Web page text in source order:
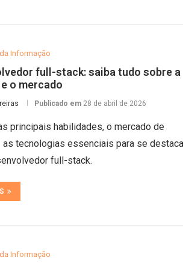
Informação
full-stack: saiba tudo sobre a
o mercado
Publicado em 28 de abril de 2026
principais habilidades, o mercado de
as tecnologias essenciais para se
full-stack.
Informação